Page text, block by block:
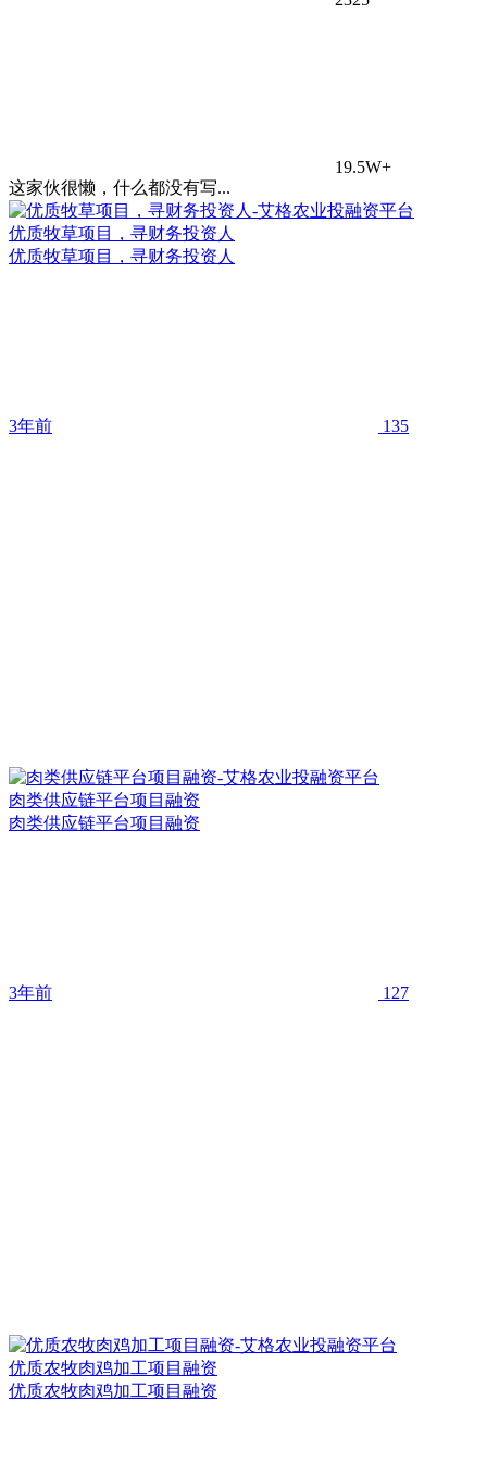
19.5W+
这家伙很懒，什么都没有写...
优质牧草项目，寻财务投资人
优质牧草项目，寻财务投资人
3年前 135
肉类供应链平台项目融资
肉类供应链平台项目融资
3年前 127
优质农牧肉鸡加工项目融资
优质农牧肉鸡加工项目融资